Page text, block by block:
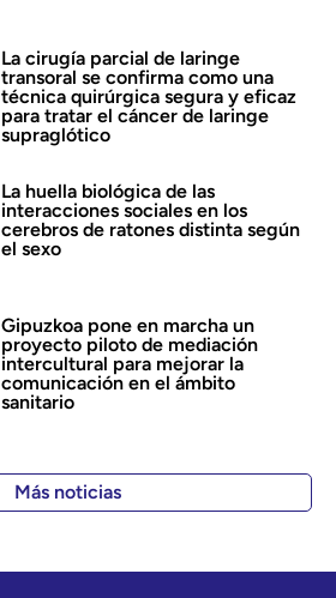
La cirugía parcial de laringe
transoral se confirma como una
técnica quirúrgica segura y eficaz
para tratar el cáncer de laringe
supraglótico
La huella biológica de las
interacciones sociales en los
cerebros de ratones distinta según
el sexo
Gipuzkoa pone en marcha un
proyecto piloto de mediación
intercultural para mejorar la
comunicación en el ámbito
sanitario
Más noticias